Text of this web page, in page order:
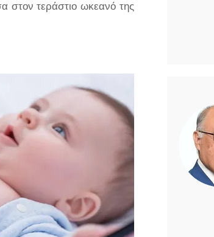
στον τεράστιο ωκεανό της